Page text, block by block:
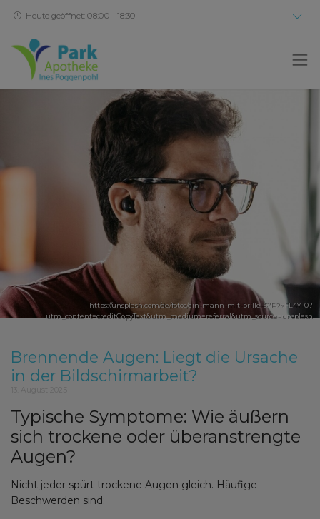
Heute geöffnet: 08:00 - 18:30
https://unsplash.com/de/fotos/ein-mann-mit-brille-53P2zFL4Y-0?
utm_content=creditCopyText&utm_medium=referral&utm_source=unsplash
Brennende Augen: Liegt die Ursache
in der Bildschirmarbeit?
Typische Symptome: Wie äußern
sich trockene oder überanstrengte
Augen?
Nicht jeder spürt trockene Augen gleich. Häufige
Beschwerden sind: